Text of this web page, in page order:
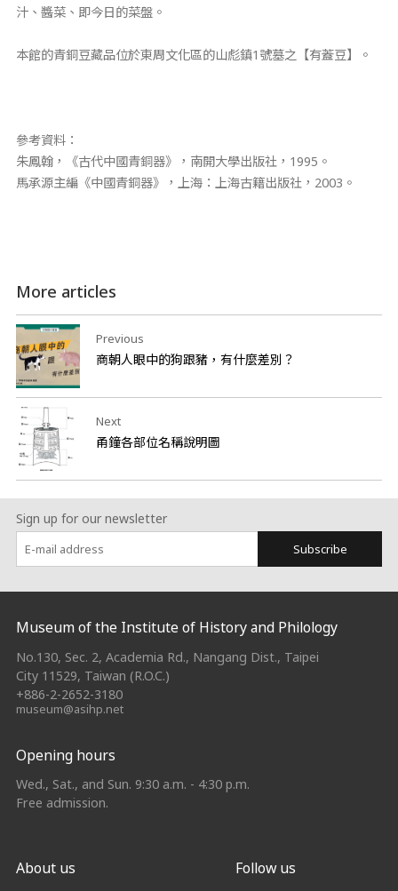
汁、醬菜、即今日的菜盤。
本館的青銅豆藏品位於東周文化區的山彪鎮1號墓之【有蓋豆】。
參考資料：
朱鳳翰，《古代中國青銅器》，南開大學出版社，1995。
馬承源主編《中國青銅器》，上海：上海古籍出版社，2003。
More articles
Previous
商朝人眼中的狗跟豬，有什麼差別？
Next
甬鐘各部位名稱說明圖
Sign up for our newsletter
Subscribe
:::
Museum of the Institute of History and Philology
No.130, Sec. 2, Academia Rd., Nangang Dist., Taipei
City 11529, Taiwan (R.O.C.)
+886-2-2652-3180
museum@asihp.net
Opening hours
Wed., Sat., and Sun. 9:30 a.m. - 4:30 p.m.
Free admission.
About us Follow us